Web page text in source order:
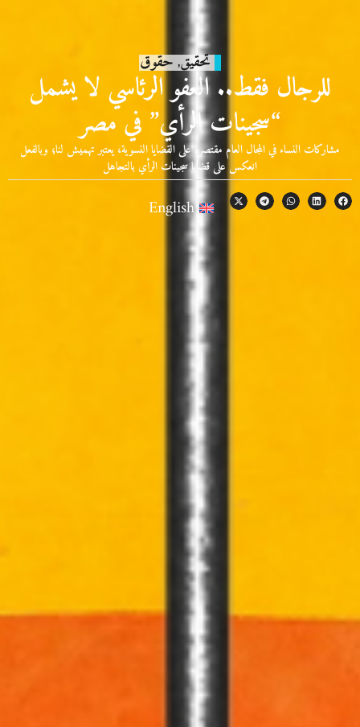
تحقيق,حقوق
للرجال فقط.. العفو الرئاسي لا يشمل
“سجينات الرأي” في مصر
مشاركات النساء في المجال العام مقتصرة على القضايا النسوية، يعتبر تهميش لنا؛ وبالفعل
انعكس على قضايا سجينات الرأي بالتجاهل
English